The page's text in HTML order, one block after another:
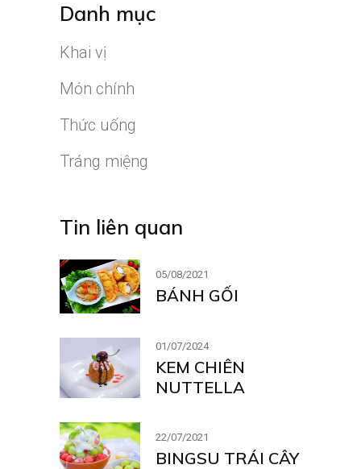
Danh mục
Khai vị
Món chính
Thức uống
Tráng miệng
Tin liên quan
05/08/2021
BÁNH GỐI
01/07/2024
KEM CHIÊN
NUTTELLA
22/07/2021
BINGSU TRÁI CÂY